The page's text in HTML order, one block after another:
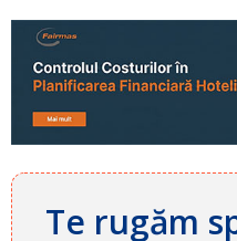
Te rugăm